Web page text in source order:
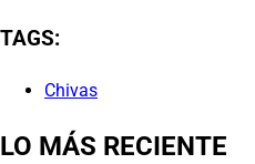
TAGS:
Chivas
LO MÁS RECIENTE